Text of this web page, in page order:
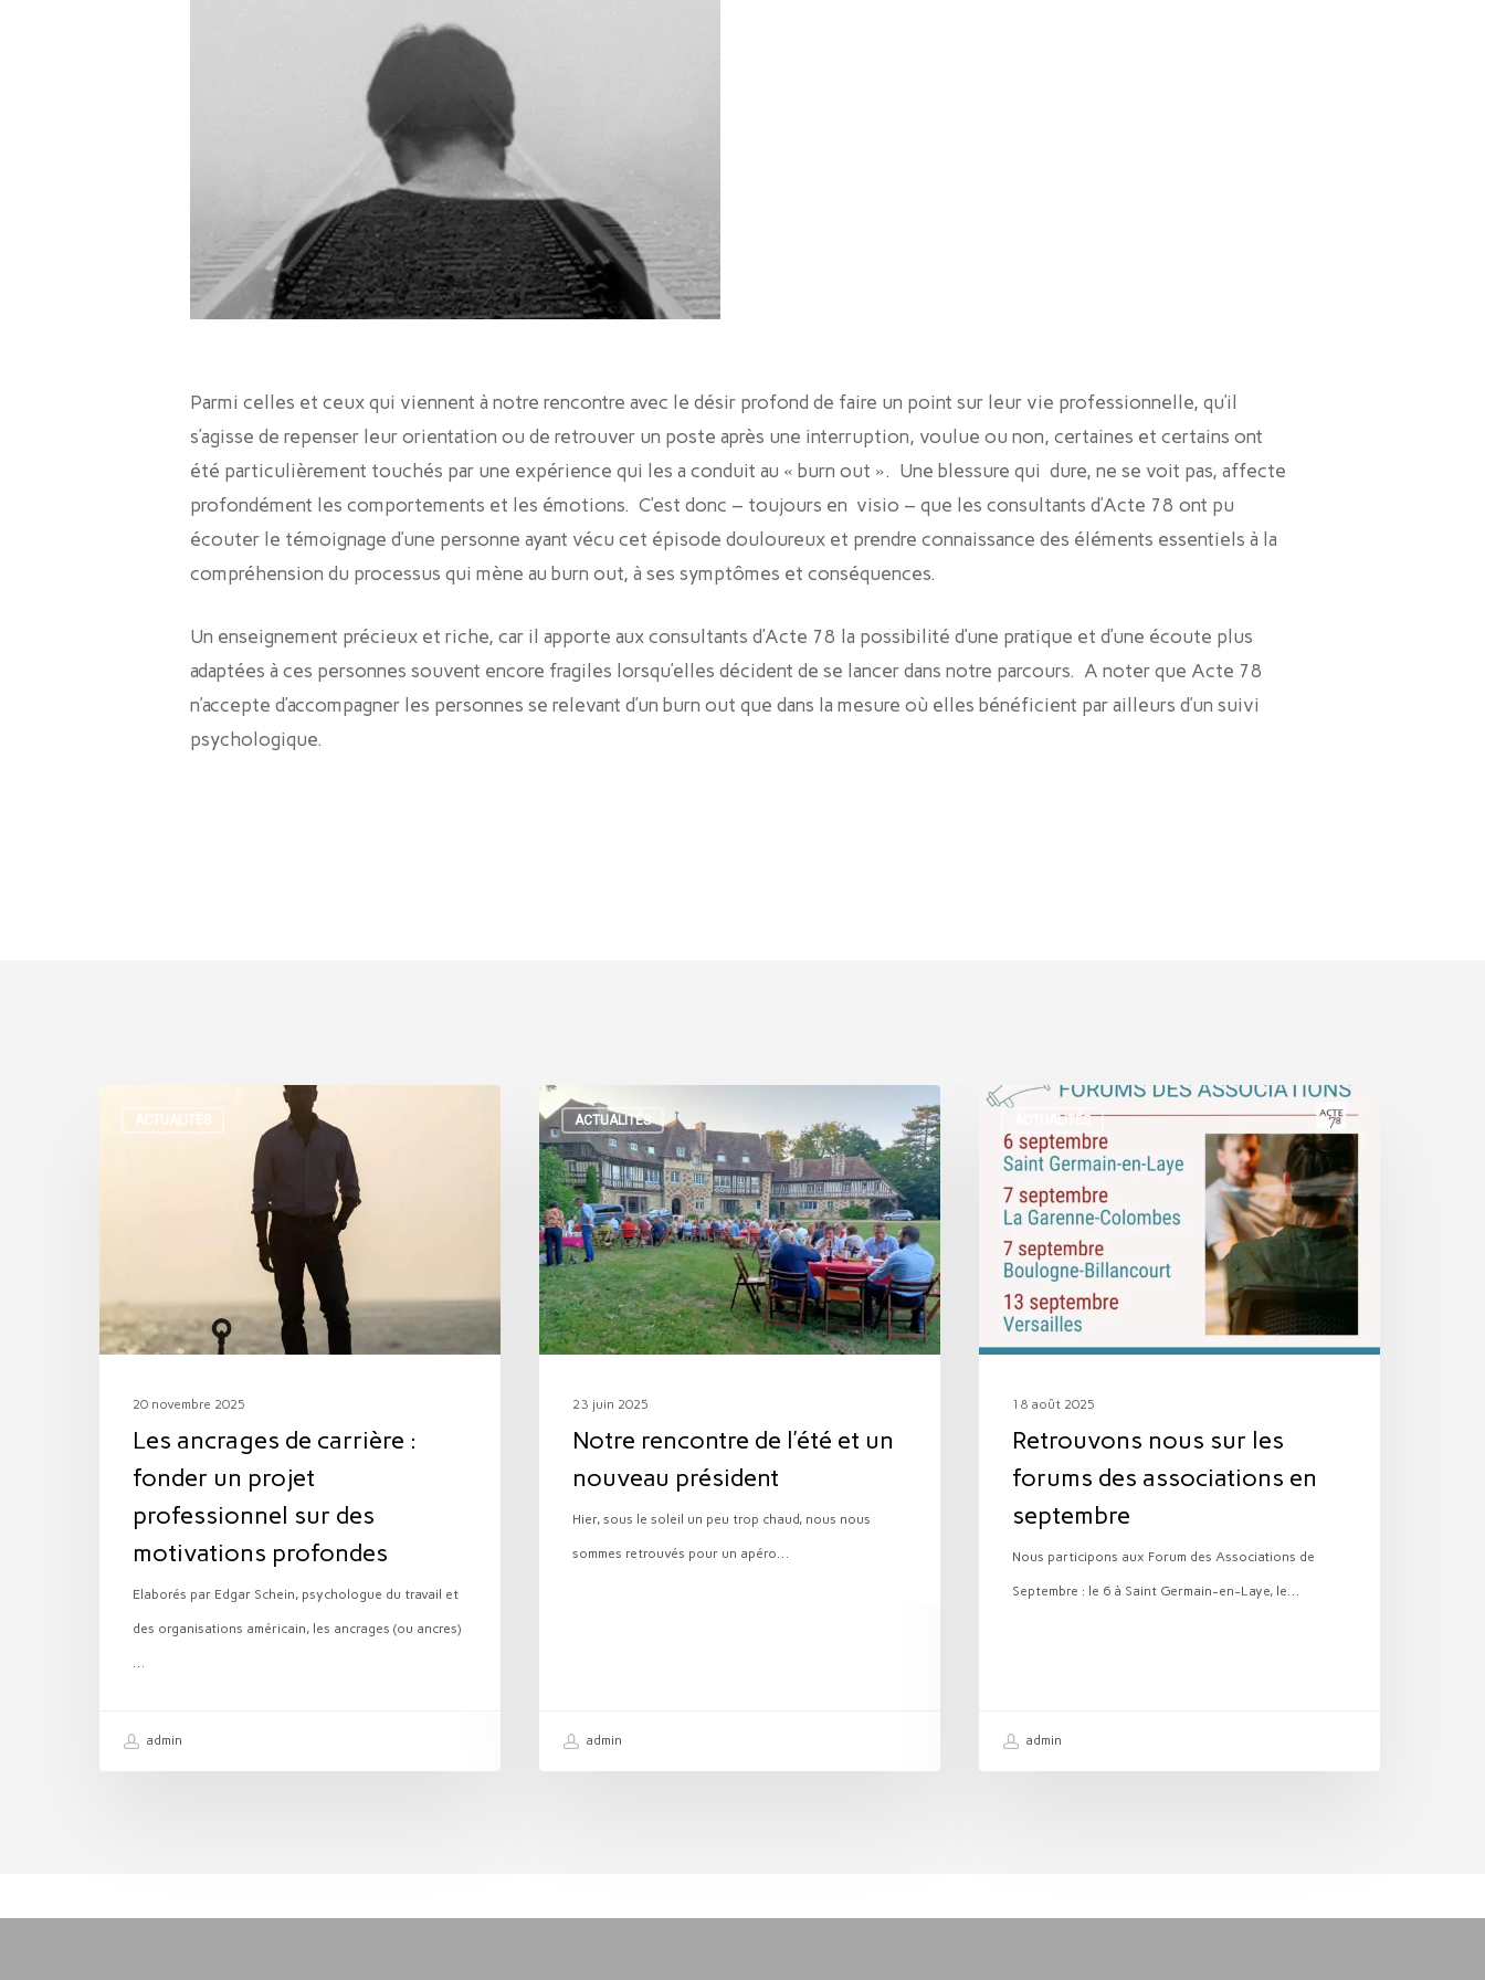
Parmi celles et ceux qui viennent à notre rencontre avec le désir profond de faire un point sur leur vie professionnelle, qu’il
s’agisse de repenser leur orientation ou de retrouver un poste après une interruption, voulue ou non, certaines et certains ont
été particulièrement touchés par une expérience qui les a conduit au « burn out ». Une blessure qui dure, ne se voit pas, affecte
profondément les comportements et les émotions. C’est donc – toujours en visio – que les consultants d’Acte 78 ont pu
écouter le témoignage d’une personne ayant vécu cet épisode douloureux et prendre connaissance des éléments essentiels à la
compréhension du processus qui mène au burn out, à ses symptômes et conséquences.
Un enseignement précieux et riche, car il apporte aux consultants d’Acte 78 la possibilité d’une pratique et d’une écoute plus
adaptées à ces personnes souvent encore fragiles lorsqu’elles décident de se lancer dans notre parcours. A noter que Acte 78
n’accepte d’accompagner les personnes se relevant d’un burn out que dans la mesure où elles bénéficient par ailleurs d’un suivi
psychologique.
ACTUALITÉS
un
projet
motivations
profondes
20 novembre 2025
Les ancrages de carrière :
fonder un projet
professionnel sur des
motivations profondes
Elaborés par Edgar Schein, psychologue du travail et
des organisations américain, les ancrages (ou ancres)
admin
ACTUALITÉS
Notre
rencontre
de
l’été
et
un
nouveau
président
23 juin 2025
Notre rencontre de l’été et un
nouveau président
Hier, sous le soleil un peu trop chaud, nous nous
sommes retrouvés pour un apéro…
admin
ACTUALITÉS
Retrouvons
nous
sur
forums
des
associations
18 août 2025
Retrouvons nous sur les
forums des associations en
septembre
Nous participons aux Forum des Associations de
Septembre : le 6 à Saint Germain-en-Laye, le…
admin